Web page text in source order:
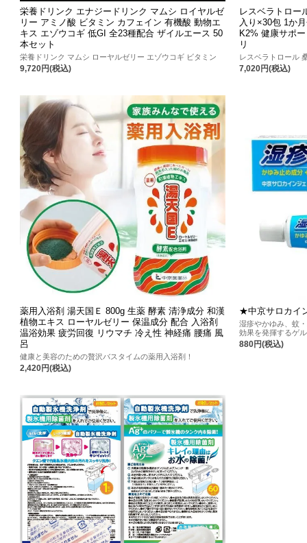
栄養ドリンク エナジードリンク マムシ ロイヤルゼ
リー アミノ酸 ビタミン カフェイン 有機酸 動物エ
キス エゾウコギ 低GI 全23種配合 ザイルエース 50
本セット
栄養ドリンク マムシ ローヤルゼリー エゾウコギ ビタミン
9,720円(税込)
レスベラトロー
入り×30包 1か
K2% 健康サポ
リ
レスベラトロール
7,020円(税込)
薬用入浴剤 湯天国Ｅ 800g 生薬 酵素 清浄成分 和漢
植物エキス ローヤルゼリー 保温成分 配合 入浴剤
温浴効果 疲労回復 リウマチ 冷え性 神経痛 腰痛 風
呂
健康と美容のための贅沢バスタイムの薬用入浴剤！
2,420円(税込)
★中京サロカイ
湿疹やかゆみ、蚊
効果を発揮するゲ
880円(税込)